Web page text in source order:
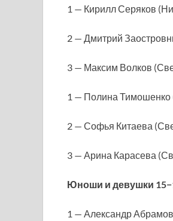
1 — Кирилл Серяков
2 — Дмитрий
3 — Максим Волков
1 — Полина Тимошенко
2 — Софья Китаева
3 — Арина Карасева
Юноши и девушки
1 — Александр Абрамов